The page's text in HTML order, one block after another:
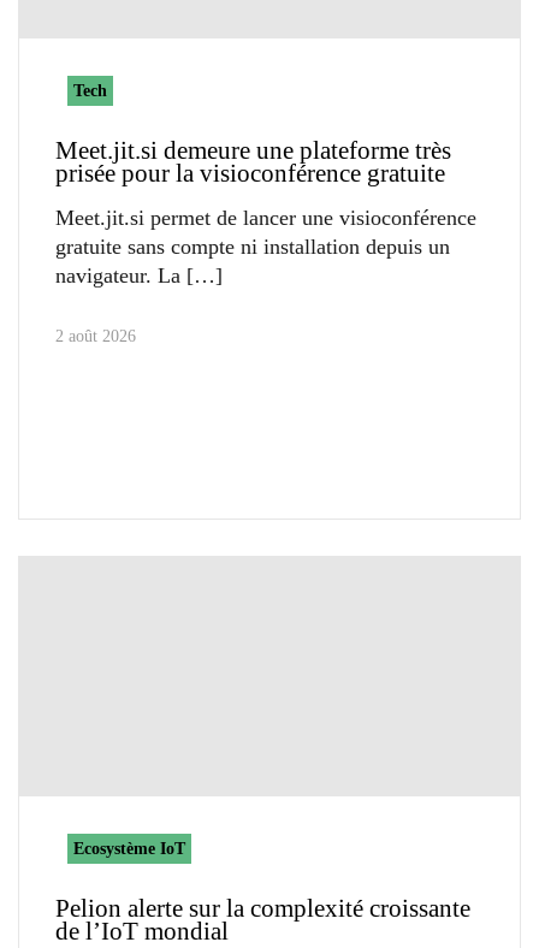
Tech
Meet.jit.si demeure une plateforme très
prisée pour la visioconférence gratuite
Meet.jit.si permet de lancer une visioconférence
gratuite sans compte ni installation depuis un
navigateur. La
2 août 2026
Ecosystème IoT
Pelion alerte sur la complexité croissante
de l’IoT mondial